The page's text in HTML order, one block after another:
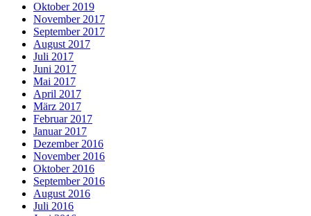
Oktober 2019
November 2017
September 2017
August 2017
Juli 2017
Juni 2017
Mai 2017
April 2017
März 2017
Februar 2017
Januar 2017
Dezember 2016
November 2016
Oktober 2016
September 2016
August 2016
Juli 2016